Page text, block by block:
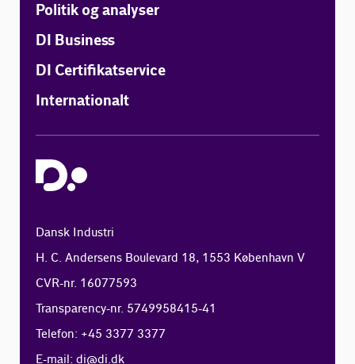
Politik og analyser
DI Business
DI Certifikatservice
Internationalt
Dansk Industri
H. C. Andersens Boulevard 18, 1553 København V
CVR-nr. 16077593
Transparency-nr. 5749958415-41
Telefon: +45 3377 3377
E-mail:di@di.dk